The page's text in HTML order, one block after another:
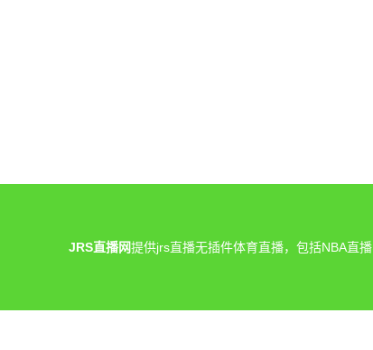
JRS直播网提供jrs直播无插件体育直播，包括NBA直